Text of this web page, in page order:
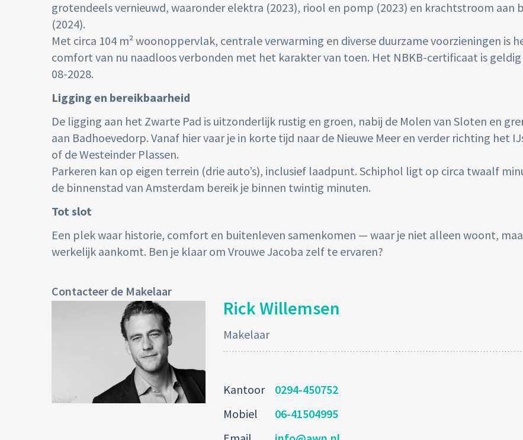
grotendeels vernieuwd, waaronder elektra (2023), riool en pomp (2023) en krachtstroom aan
(2024).
Met circa 104 m² woonoppervlak, centrale verwarming en diverse duurzame voorzieningen is
comfort van nu naadloos verbonden met het karakter van toen. Het NBKB-certificaat is
08-2028.
Ligging en bereikbaarheid
De ligging aan het Zwarte Pad is uitzonderlijk rustig en groen, nabij de Molen van Sloten en
aan Badhoevedorp. Vanaf hier vaar je in korte tijd naar de Nieuwe Meer en verder richting het
of de Westeinder Plassen.
Parkeren kan op eigen terrein (drie auto’s), inclusief laadpunt. Schiphol ligt op circa twaalf
de binnenstad van Amsterdam bereik je binnen twintig minuten.
Tot slot
Een plek waar historie, comfort en buitenleven samenkomen — waar je niet alleen woont,
werkelijk aankomt. Ben je klaar om Vrouwe Jacoba zelf te ervaren?
Contacteer de Makelaar
Rick Willemsen
Makelaar
Kantoor
0294-450752
Mobiel
06-41504995